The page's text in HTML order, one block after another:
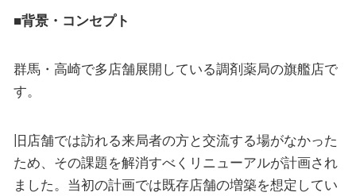
■背景・コンセプト
群馬・高崎で多店舗展開している調剤薬局の旗艦店で
す。
旧店舗では訪れる来局者の方と交流する場がなかった
ため、その課題を解消すべくリニューアルが計画され
ました。当初の計画では既存店舗の増築を想定してい